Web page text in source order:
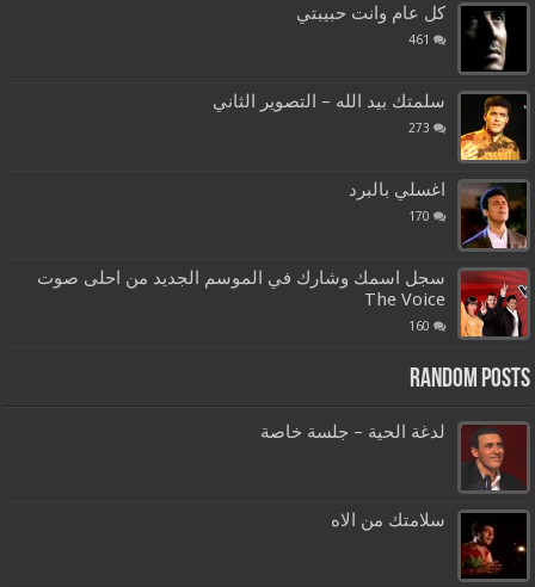
كل عام وانت حبيبتي
461
سلمتك بيد الله – التصوير الثاني
273
اغسلي بالبرد
170
سجل اسمك وشارك في الموسم الجديد من احلى صوت
The Voice
160
Random Posts
لدغة الحية – جلسة خاصة
سلامتك من الاه